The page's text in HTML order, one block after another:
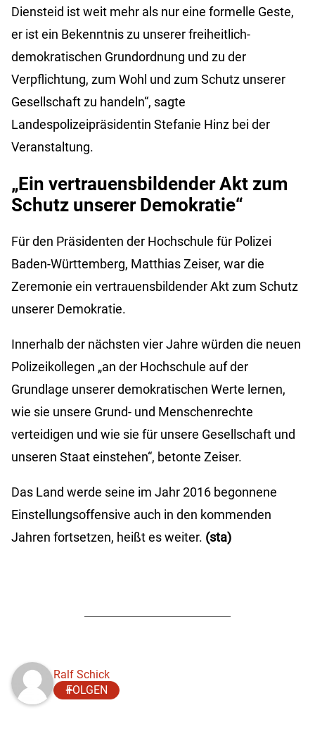
Diensteid ist weit mehr als nur eine formelle Geste,
er ist ein Bekenntnis zu unserer freiheitlich-
demokratischen Grundordnung und zu der
Verpflichtung, zum Wohl und zum Schutz unserer
Gesellschaft zu handeln“, sagte
Landespolizeipräsidentin Stefanie Hinz bei der
Veranstaltung.
„Ein vertrauensbildender Akt zum
Schutz unserer Demokratie“
Für den Präsidenten der Hochschule für Polizei
Baden-Württemberg, Matthias Zeiser, war die
Zeremonie ein vertrauensbildender Akt zum Schutz
unserer Demokratie.
Innerhalb der nächsten vier Jahre würden die neuen
Polizeikollegen „an der Hochschule auf der
Grundlage unserer demokratischen Werte lernen,
wie sie unsere Grund- und Menschenrechte
verteidigen und wie sie für unsere Gesellschaft und
unseren Staat einstehen“, betonte Zeiser.
Das Land werde seine im Jahr 2016 begonnene
Einstellungsoffensive auch in den kommenden
Jahren fortsetzen, heißt es weiter. (sta)
Ralf Schick
FOLGEN